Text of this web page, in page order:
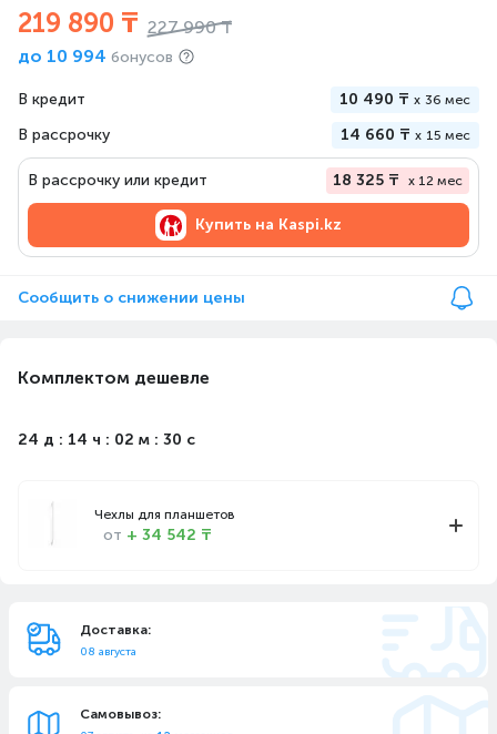
219 890 ₸ 227 990 ₸
до 10 994 бонусов
В кредит 10 490 ₸ x 36 мес
В рассрочку 14 660 ₸ x 15 мес
В рассрочку или кредит 18 325 ₸ x 12 мес
Купить на Kaspi.kz
Сообщить о снижении цены
Комплектом дешевле
24 д : 14 ч : 02 м : 30 с
Чехлы для планшетов
от + 34 542 ₸
Доставка:
08 августа
Самовывоз: